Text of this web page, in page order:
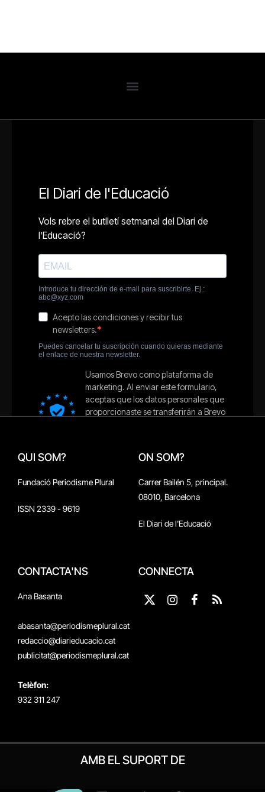
QUI SOM?
Fundació Periodisme Plural
ISSN 2339 - 9619
ON SOM?
Carrer Bailén 5, principal.
08010, Barcelona
El Diari de l'Educació
CONTACTA'NS
Ana Basanta
abasanta@periodismeplural.cat
redaccio@diarieducacio.cat
publicitat@periodismeplural.cat
Telèfon:
932 311 247
CONNECTA
X
Instagram
Facebook
RSS
AMB EL SUPORT DE